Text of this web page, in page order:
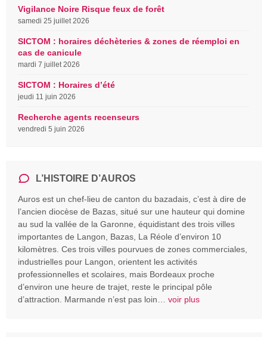
Vigilance Noire Risque feux de forêt
samedi 25 juillet 2026
SICTOM : horaires déchèteries & zones de réemploi en
cas de canicule
mardi 7 juillet 2026
SICTOM : Horaires d’été
jeudi 11 juin 2026
Recherche agents recenseurs
vendredi 5 juin 2026
L’HISTOIRE D’AUROS
Auros est un chef-lieu de canton du bazadais, c’est à dire de
l’ancien diocèse de Bazas, situé sur une hauteur qui domine
au sud la vallée de la Garonne, équidistant des trois villes
importantes de Langon, Bazas, La Réole d’environ 10
kilomètres. Ces trois villes pourvues de zones commerciales,
industrielles pour Langon, orientent les activités
professionnelles et scolaires, mais Bordeaux proche
d’environ une heure de trajet, reste le principal pôle
d’attraction. Marmande n’est pas loin… voir plus